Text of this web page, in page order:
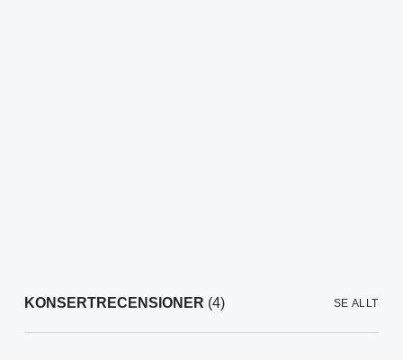
KONSERTRECENSIONER (4) SE ALLT